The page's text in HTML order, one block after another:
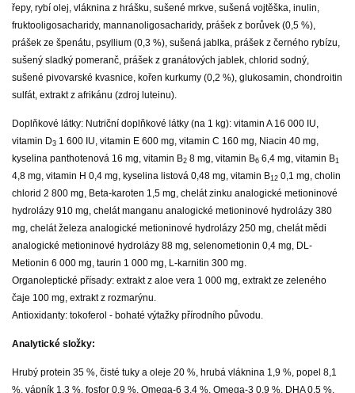
řepy, rybí olej, vláknina z hrášku, sušené mrkve, sušená vojtěška, inulin,
fruktooligosacharidy, mannanoligosacharidy, prášek z borůvek (0,5 %),
prášek ze špenátu, psyllium (0,3 %), sušená jablka, prášek z černého rybízu,
sušený sladký pomeranč, prášek z granátových jablek, chlorid sodný,
sušené pivovarské kvasnice, kořen kurkumy (0,2 %), glukosamin, chondroitin
sulfát, extrakt z afrikánu (zdroj luteinu).
Doplňkové látky: Nutriční doplňkové látky (na 1 kg): vitamin A 16 000 IU,
vitamin D3 1 600 IU, vitamin E 600 mg, vitamin C 160 mg, Niacin 40 mg,
kyselina panthotenová 16 mg, vitamin B2 8 mg, vitamin B6 6,4 mg, vitamin B1
4,8 mg, vitamin H 0,4 mg, kyselina listová 0,48 mg, vitamin B12 0,1 mg, cholin
chlorid 2 800 mg, Beta-karoten 1,5 mg, chelát zinku analogické metioninové
hydrolázy 910 mg, chelát manganu analogické metioninové hydrolázy 380
mg, chelát železa analogické metioninové hydrolázy 250 mg, chelát mědi
analogické metioninové hydrolázy 88 mg, selenometionin 0,4 mg, DL-
Metionin 6 000 mg, taurin 1 000 mg, L-karnitin 300 mg.
Organoleptické přísady: extrakt z aloe vera 1 000 mg, extrakt ze zeleného
čaje 100 mg, extrakt z rozmarýnu.
Antioxidanty: tokoferol - bohaté výtažky přírodního původu.
Analytické složky:
Hrubý protein 35 %, čisté tuky a oleje 20 %, hrubá vláknina 1,9 %, popel 8,1
%, vápník 1,3 %, fosfor 0,9 %, Omega-6 3,4 %, Omega-3 0,9 %, DHA 0,5 %,